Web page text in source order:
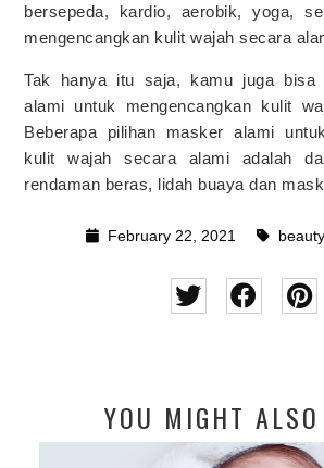
bersepeda, kardio, aerobik, yoga,
mengencangkan kulit wajah secara
Tak hanya itu saja, kamu juga bisa
alami untuk mengencangkan kulit
Beberapa pilihan masker alami
kulit wajah secara alami adalah
rendaman beras, lidah buaya dan
February 22, 2021 beauty
YOU MIGHT